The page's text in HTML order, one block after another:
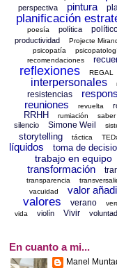
perspectiva pintura
planificación
poesía
política
productividad Projecte
psicopatía
recomendaciones
reflexiones REGAL
interpersonales
resistencias
reuniones revuelta
RRHH
rumiación saber
silencio
Simone Weil
storytelling táctica
líquidos
toma de
trabajo en equipo
transformación
transparencia
vacuidad
valor
valores verano
vida
violín Vivir voluntad
En cuanto a mi...
Manel